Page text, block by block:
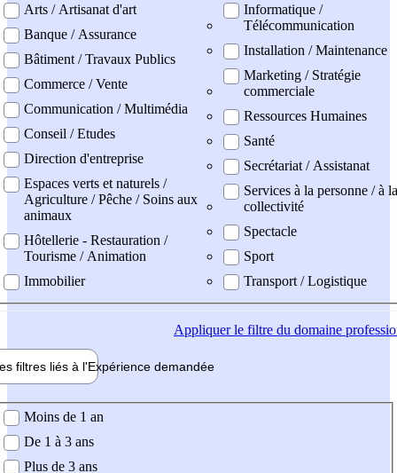
Arts / Artisanat d'art
Banque / Assurance
Bâtiment / Travaux Publics
Commerce / Vente
Communication / Multimédia
Conseil / Etudes
Direction d'entreprise
Espaces verts et naturels /
Agriculture / Pêche / Soins aux
animaux
Hôtellerie - Restauration /
Tourisme / Animation
Immobilier
Informatique /
Télécommunication
Installation / Maintenance
Marketing / Stratégie
commerciale
Ressources Humaines
Santé
Secrétariat / Assistanat
Services à la personne / à la
collectivité
Spectacle
Sport
Transport / Logistique
Appliquerle filtre du domaine
filtres liés à l'Expérience demandée
demandée
Moins de 1 an
De 1 à 3 ans
Plus de 3 ans